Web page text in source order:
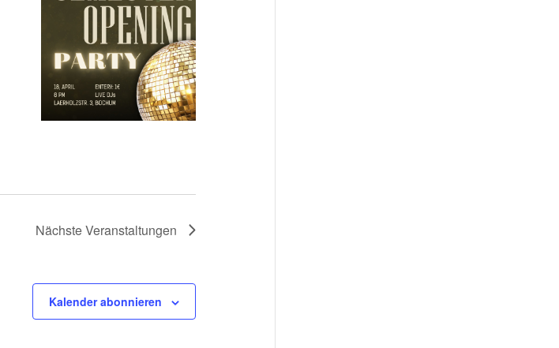
NächsteVeranstaltungen
Kalender abonnieren